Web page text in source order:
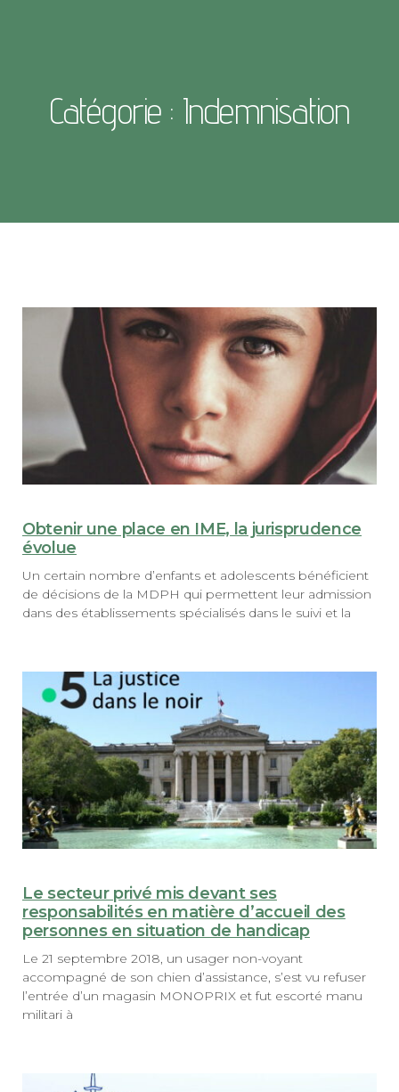
Catégorie : Indemnisation
Obtenir une place en IME, la jurisprudence
évolue
Un certain nombre d’enfants et adolescents bénéficient
de décisions de la MDPH qui permettent leur admission
dans des établissements spécialisés dans le suivi et la
Le secteur privé mis devant ses
responsabilités en matière d’accueil des
personnes en situation de handicap
Le 21 septembre 2018, un usager non-voyant
accompagné de son chien d’assistance, s’est vu refuser
l’entrée d’un magasin MONOPRIX et fut escorté manu
militari à